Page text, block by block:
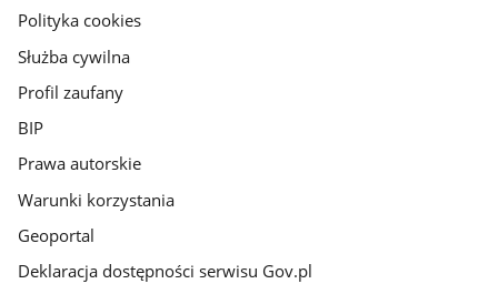
gov.pl
Polityka cookies
Służba cywilna
Profil zaufany
BIP
Prawa autorskie
Warunki korzystania
Geoportal
Deklaracja dostępności serwisu Gov.pl